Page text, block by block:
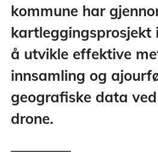
kommune har
kartleggingsprosjekt
å utvikle effektive
innsamling og
geografiske data
drone.